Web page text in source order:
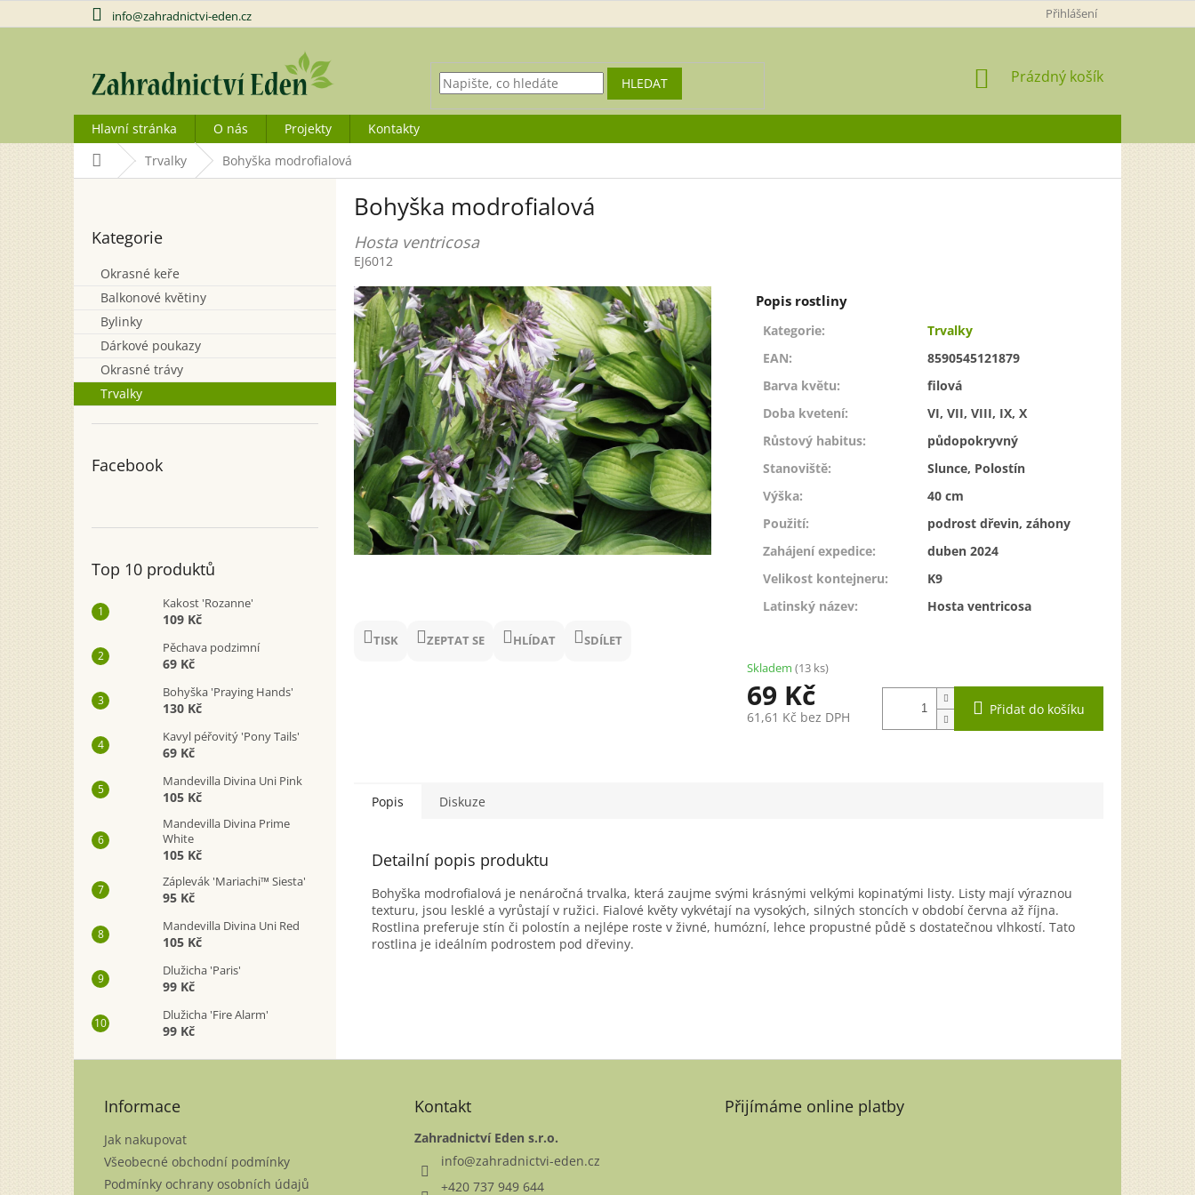
na
info@zahradnictvi-eden.cz Přihlášení
HLEDAT
NÁKUPNÍ
Prázdný košík
Hlavní stránka O nás Projekty
Kontakty
Domů Trvalky Bohyška modrofialová
a
n
kategorie
Kategorie
Okrasné keře
Balkonové květiny
Bylinky
Dárkové poukazy
Okrasné trávy
Trvalky
Facebook
Top 10 produktů
Kakost 'Rozanne'
109 Kč
Pěchava podzimní
69 Kč
Bohyška 'Praying Hands'
130 Kč
Kavyl péřovitý 'Pony Tails'
69 Kč
Mandevilla Divina Uni Pink
105 Kč
Mandevilla Divina Prime
White
105 Kč
Záplevák 'Mariachi™ Siesta'
95 Kč
Mandevilla Divina Uni Red
105 Kč
Dlužicha 'Paris'
99 Kč
Dlužicha 'Fire Alarm'
99 Kč
Bohyška modrofialová
Hosta ventricosa
EJ6012
TISK ZEPTAT SE HLÍDAT SDÍLET
Kategorie:
Trvalky
EAN:
8590545121879
Barva květu:
filová
Doba kvetení:
VI, VII, VIII, IX, X
Růstový habitus:
půdopokryvný
Stanoviště:
Slunce, Polostín
Výška:
40 cm
Použití:
podrost dřevin, záhony
Zahájení expedice:
duben 2024
Velikost kontejneru:
K9
Latinský název: Hosta ventricosa
69 Kč
61,61 Kč bez DPH
Skladem (13 ks)
Přidat do košíku
Popis Diskuze
Detailní popis produktu
Bohyška modrofialová je nenáročná trvalka, která zaujme svými krásnými velkými kopinatými listy. Listy mají výraznou
texturu, jsou lesklé a vyrůstají v ružici. Fialové květy vykvétají na vysokých, silných stoncích v období června až října.
Rostlina preferuje stín či polostín a nejlépe roste v živné, humózní, lehce propustné půdě s dostatečnou vlhkostí. Tato
rostlina je ideálním podrostem pod dřeviny.
Informace
Jak nakupovat
Všeobecné obchodní podmínky
Podmínky ochrany osobních údajů
Kontakt
Zahradnictví Eden s.r.o.
info@zahradnictvi-eden.cz
+420 737 949 644
Přijímáme online platby